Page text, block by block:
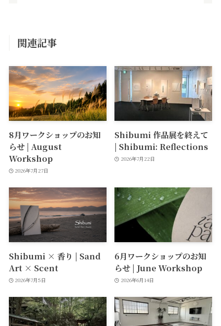
関連記事
8月ワークショップのお知
らせ | August
Workshop
2026年7月27日
Shibumi 作品展を終えて
| Shibumi: Reflections
2026年7月22日
Shibumi × 香り | Sand
Art × Scent
2026年7月5日
6月ワークショップのお知
らせ | June Workshop
2026年6月14日